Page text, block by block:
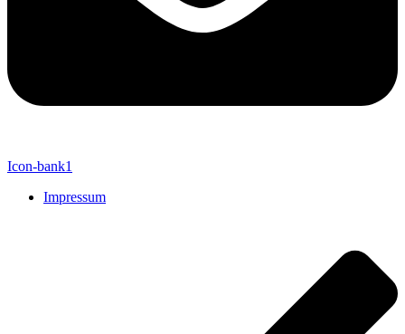
Icon-bank1
Impressum